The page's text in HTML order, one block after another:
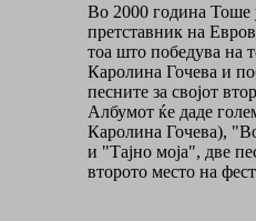
Во 2000 година Тоше
претставник на
тоа што победува на
Каролина Гочева и
песните за својот
Албумот ќе даде
Каролина Гочева),
и "Тајно моја", две
второто место на